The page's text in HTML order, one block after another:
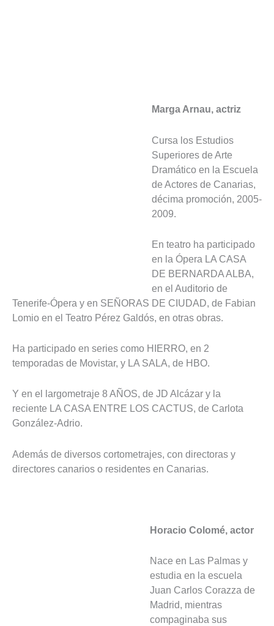
Marga Arnau, actriz
Cursa los Estudios
Superiores de Arte
Dramático en la Escuela
de Actores de Canarias,
décima promoción, 2005-
2009.
En teatro ha participado
en la Ópera LA CASA
DE BERNARDA ALBA,
en el Auditorio de
Tenerife-Ópera y en SEÑORAS DE CIUDAD, de Fabian
Lomio en el Teatro Pérez Galdós, en otras obras.
Ha participado en series como HIERRO, en 2
temporadas de Movistar, y LA SALA, de HBO.
Y en el largometraje 8 AÑOS, de JD Alcázar y la
reciente LA CASA ENTRE LOS CACTUS, de Carlota
González-Adrio.
Además de diversos cortometrajes, con directoras y
directores canarios o residentes en Canarias.
Horacio Colomé, actor
Nace en Las Palmas y
estudia en la escuela
Juan Carlos Corazza de
Madrid, mientras
compaginaba sus